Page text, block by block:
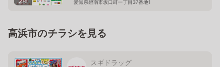
愛知県碧南市坂口町一丁目37番地1
高浜市のチラシを見る
スギドラッグ